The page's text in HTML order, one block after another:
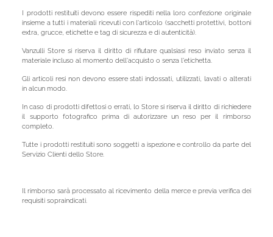
I prodotti restituiti devono essere rispediti nella loro confezione originale
insieme a tutti i materiali ricevuti con l'articolo (sacchetti protettivi, bottoni
extra, grucce, etichette e tag di sicurezza e di autenticità).
Vanzulli Store si riserva il diritto di rifiutare qualsiasi reso inviato senza il
materiale incluso al momento dell'acquisto o senza l'etichetta.
Gli articoli resi non devono essere stati indossati, utilizzati, lavati o alterati
in alcun modo.
In caso di prodotti difettosi o errati, lo Store si riserva il diritto di richiedere
il supporto fotografico prima di autorizzare un reso per il rimborso
completo.
Tutte i prodotti restituiti sono soggetti a ispezione e controllo da parte del
Servizio Clienti dello Store.
Il rimborso sarà processato al ricevimento della merce e previa verifica dei
requisiti sopraindicati.